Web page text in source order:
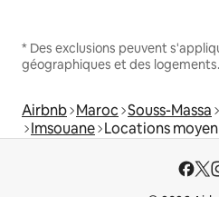
* Des exclusions peuvent
géographiques et des logements.
Airbnb Maroc Souss-Massa
Imsouane Locations